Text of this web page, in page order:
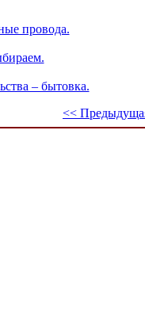
провода.
– бытовка.
<<